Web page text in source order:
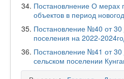
Постановлнение О мерах
объектов в период
Постановление №40 от 30
поселения на 2022-
Постановление №41 от
сельском поселении